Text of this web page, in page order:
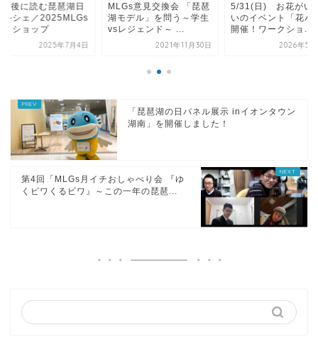
後に読む琵琶湖日
ルシェ／2025MLGs
クショップ
2025年7月4日
MLGs意見交換会 「琵琶
湖モデル」を問う～学生
vsレジェンド～ ...
2021年11月30日
5/31(日) お花がい
いのイベント「花パ
開催！ワークショ...
2026年5
「琵琶湖の日パネル展示 inイオンタウン
湖南」を開催しました！
第4回「MLGs月イチおしゃべり会 『ゆ
くビワくるビワ』～この一年の琵琶...